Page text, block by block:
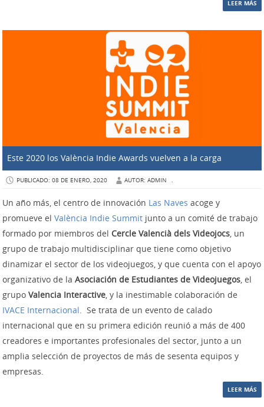
LEER MÁS
Este 2020 los València Indie Awards vuelven a la carga
PUBLICADO: 08 DE ENERO, 2020 AUTOR: ADMIN .
Un año más, el centro de innovación Las Naves acoge y
promueve el València Indie Summit junto a un comité de trabajo
formado por miembros del Cercle Valencià dels Videojocs, un
grupo de trabajo multidisciplinar que tiene como objetivo
dinamizar el sector de los videojuegos, y que cuenta con el apoyo
organizativo de la Asociación de Estudiantes de Videojuegos, el
grupo Valencia Interactive, y la inestimable colaboración de
IVACE Internacional. Se trata de un evento de calado
internacional que en su primera edición reunió a más de 400
creadores e importantes profesionales del sector, junto a un
amplia selección de proyectos de más de sesenta equipos y
empresas.
LEER MÁS